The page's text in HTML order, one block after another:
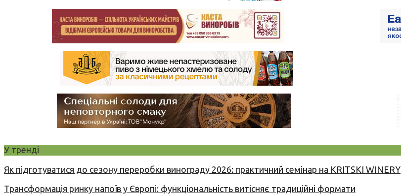
У тренді
Як підготуватися до сезону переробки винограду 2026: практичний семінар на KRITSKI WINERY
Трансформація ринку напоїв у Європі: функціональність витісняє традиційні формати